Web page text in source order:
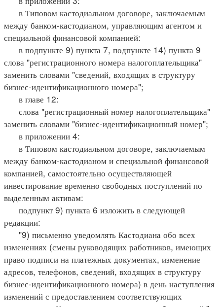
в Типовом кастодиальном договоре, заключаемым
между банком-кастодианом, управляющим агентом и
специальной финансовой компанией:
в подпункте 9) пункта 7, подпункте 14) пункта 9
слова "регистрационного номера налогоплательщика"
заменить словами "сведений, входящих в структуру
бизнес-идентификационного номера";
в главе 12:
слова "регистрационный номер налогоплательщика"
заменить словами "бизнес-идентификационный номер";
в приложении 4:
в Типовом кастодиальном договоре, заключаемым
между банком-кастодианом и специальной финансовой
компанией, самостоятельно осуществляющей
инвестирование временно свободных поступлений по
выделенным активам:
подпункт 9) пункта 6 изложить в следующей
редакции:
"9) письменно уведомлять Кастодиана обо всех
изменениях (смены руководящих работников, имеющих
право подписи на платежных документах, изменение
адресов, телефонов, сведений, входящих в структуру
бизнес-идентификационного номера) в день наступления
изменений с предоставлением соответствующих